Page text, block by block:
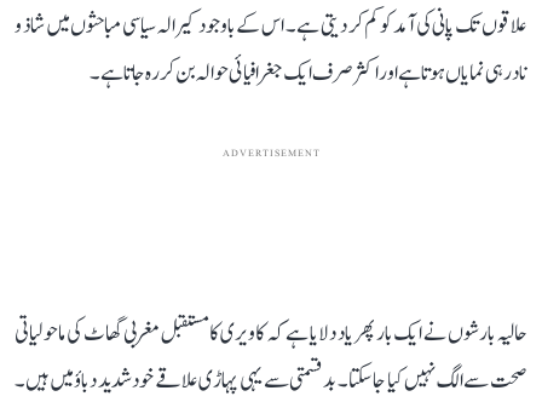
علاقوں تک پانی کی آمد کو کم کر دیتی ہے۔ اس کے باوجود کیرالہ سیاسی مباحثوں میں شاذ و
نادر ہی نمایاں ہوتا ہے اور اکثر صرف ایک جغرافیائی حوالہ بن کر رہ جاتا ہے۔
ADVERTISEMENT
حالیہ بارشوں نے ایک بار پھر یاد دلایا ہے کہ کاویری کا مستقبل مغربی گھاٹ کی ماحولیاتی
صحت سے الگ نہیں کیا جا سکتا۔ بدقسمتی سے یہی پہاڑی علاقے خود شدید دباؤ میں ہیں۔